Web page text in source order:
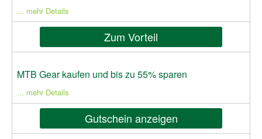
... mehr Details
Zum Vorteil
MTB Gear kaufen und bis zu 55% sparen
... mehr Details
Gutschein anzeigen